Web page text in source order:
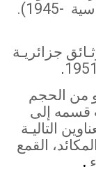
.(1945-
جزائريـة
.
من الحجم
إلى
التاليـة
القمع
.